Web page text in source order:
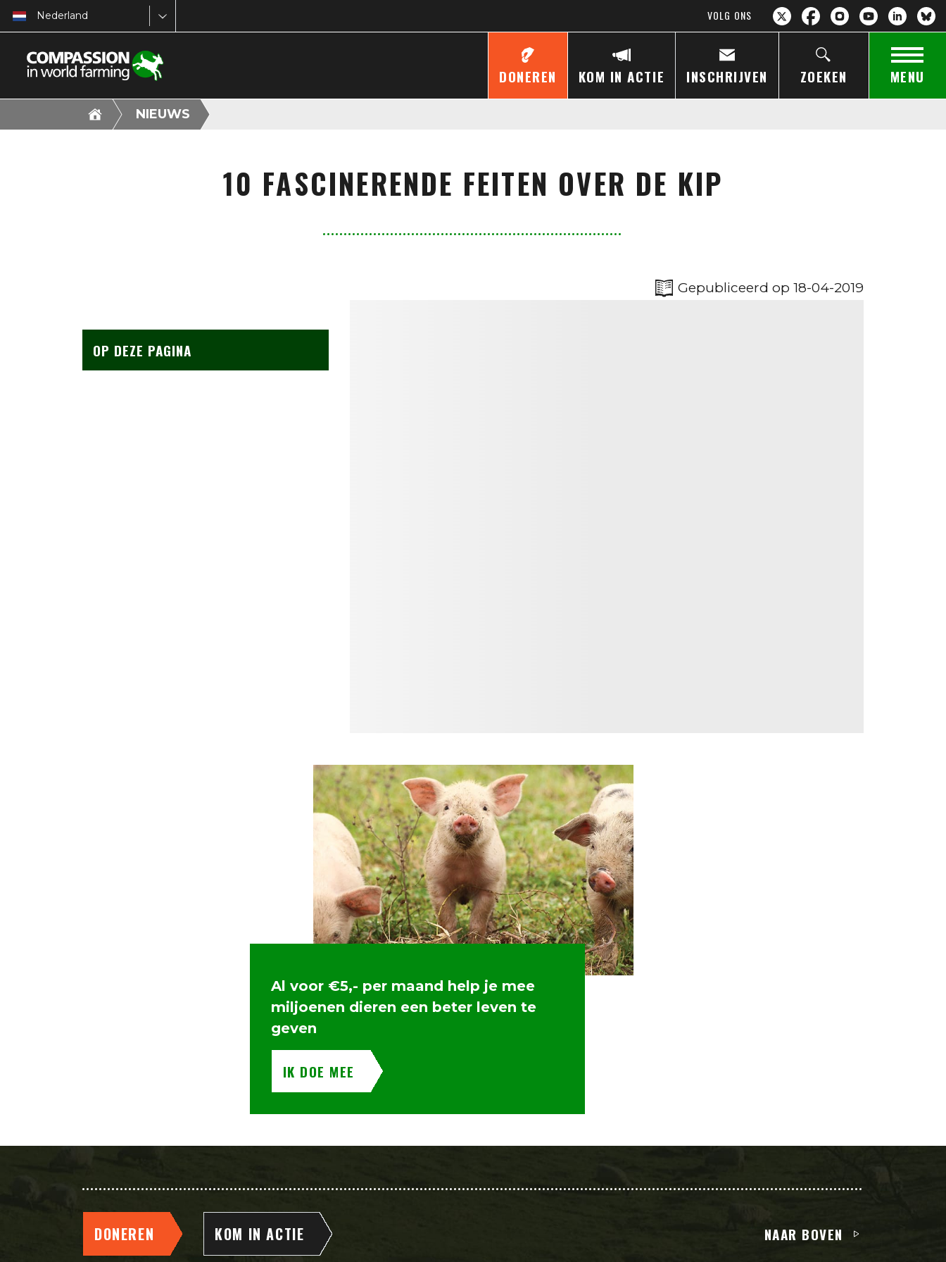
Nederland VOLG ONS
DONEREN KOM IN ACTIE INSCHRIJVEN ZOEKEN MENU
NIEUWS
10 FASCINERENDE FEITEN OVER DE KIP
Gepubliceerd op 18-04-2019
OP DEZE PAGINA
Al voor €5,- per maand help je mee
miljoenen dieren een beter leven te
geven
IK DOE MEE
DONEREN KOM IN ACTIE NAAR BOVEN